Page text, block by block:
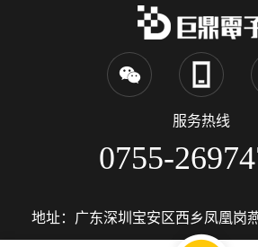
服务热线
0755-
地址：广东深圳宝安区西乡凤凰岗